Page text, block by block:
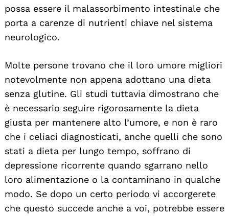
possa essere il malassorbimento intestinale che
porta a carenze di nutrienti chiave nel sistema
neurologico.
Molte persone trovano che il loro umore migliori
notevolmente non appena adottano una dieta
senza glutine. Gli studi tuttavia dimostrano che
è necessario seguire rigorosamente la dieta
giusta per mantenere alto l’umore, e non è raro
che i celiaci diagnosticati, anche quelli che sono
stati a dieta per lungo tempo, soffrano di
depressione ricorrente quando sgarrano nello
loro alimentazione o la contaminano in qualche
modo. Se dopo un certo periodo vi accorgerete
che questo succede anche a voi, potrebbe essere